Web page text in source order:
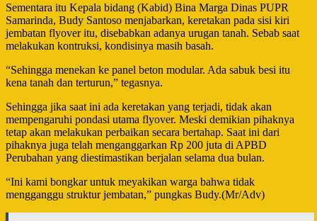
Sementara itu Kepala bidang (Kabid) Bina Marga Dinas PUPR
Samarinda, Budy Santoso menjabarkan, keretakan pada sisi kiri
jembatan flyover itu, disebabkan adanya urugan tanah. Sebab saat
melakukan kontruksi, kondisinya masih basah.
“Sehingga menekan ke panel beton modular. Ada sabuk besi itu
kena tanah dan terturun,” tegasnya.
Sehingga jika saat ini ada keretakan yang terjadi, tidak akan
mempengaruhi pondasi utama flyover. Meski demikian pihaknya
tetap akan melakukan perbaikan secara bertahap. Saat ini dari
pihaknya juga telah menganggarkan Rp 200 juta di APBD
Perubahan yang diestimastikan berjalan selama dua bulan.
“Ini kami bongkar untuk meyakikan warga bahwa tidak
mengganggu struktur jembatan,” pungkas Budy.(Mr/Adv)